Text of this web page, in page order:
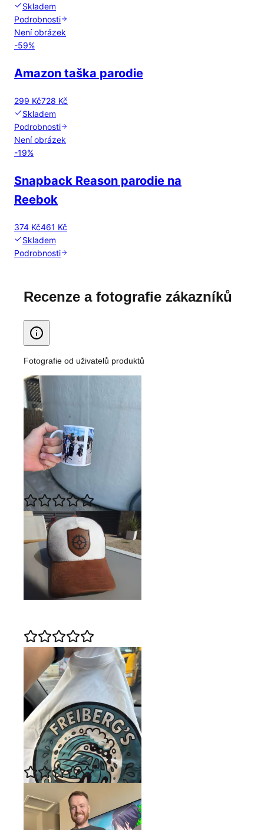
Skladem
Podrobnosti
Není obrázek
-59%
Amazon taška parodie
299 Kč728 Kč
Skladem
Podrobnosti
Není obrázek
-19%
Snapback Reason parodie na
Reebok
374 Kč461 Kč
Skladem
Podrobnosti
Recenze a fotografie zákazníků
Fotografie od uživatelů produktů